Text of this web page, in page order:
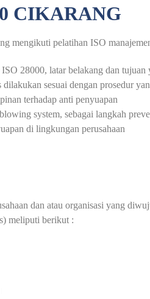
CIKARANG
mengikuti pelatihan ISO
28000, latar belakang dan tujuan
sesuai dengan prosedur
terhadap anti penyuapan
system, sebagai langkah
di lingkungan perusahaan
dan atau organisasi yang
meliputi berikut :